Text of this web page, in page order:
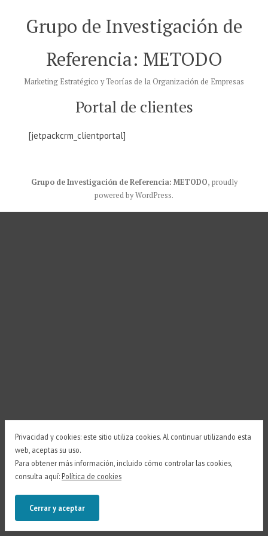
Grupo de Investigación de
Referencia: METODO
Marketing Estratégico y Teorías de la Organización de Empresas
Portal de clientes
[jetpackcrm_clientportal]
Grupo de Investigación de Referencia: METODO, proudly
powered by WordPress.
Privacidad y cookies: este sitio utiliza cookies. Al continuar utilizando esta
web, aceptas su uso.
Para obtener más información, incluido cómo controlar las cookies,
consulta aquí: Política de cookies